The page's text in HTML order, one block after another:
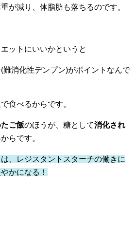
が減り、体脂肪も落ちるのです。
ットにいいかというと
難消化性デンプン)がポイントなんで
食べるからです。
ご飯のほうが、糖として消化され
からです。
、レジスタントスターチの働きに
かになる！